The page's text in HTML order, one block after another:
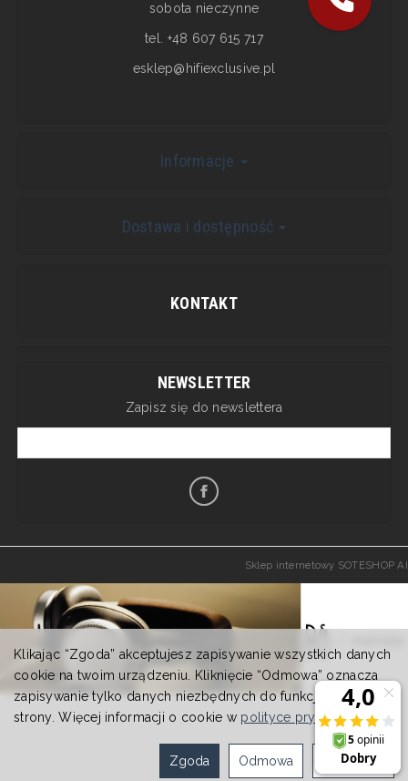
sobota nieczynne
tel. +48 607 615 717
esklep@hifiexclusive.pl
Informacje
Dostawa i dostępność
KONTAKT
NEWSLETTER
Zapisz się do newslettera
Sklep internetowy SOTESHOP AI
Klikając “Zgoda” akceptujesz zapisywanie wszystkich danych
cookie na twoim urządzeniu. Kliknięcie “Odmowa” oznacza
zapisywanie tylko danych niezbędnych do funkcjonowania
strony. Więcej informacji o cookie w polityce prywatności.
Ustawienia
Odmowa
Zgoda